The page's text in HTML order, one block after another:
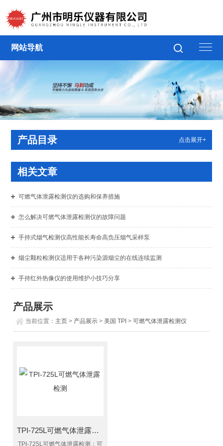
网站导航
产品目录 点击展开+
相关文章
可燃气体泄露检测仪的选购和保养措施
怎么解决可燃气体泄露检测仪的故障问题
手持式烟气检测仪高性能长寿命高负压烟气采样泵
烟尘颗粒检测仪适用于各种污染源烟尘的在线连续监测
手持红外热像仪的使用维护小技巧分享
产品展示
当前位置： 主页 > 产品展示 >美国 TPI >可燃气体泄露检测仪
TPI-725L可燃气体泄露检测
TPI-725L可燃气体泄露检测：可